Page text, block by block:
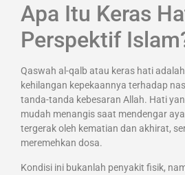
Apa Itu Keras
Perspektif
Qaswah al-qalb atau keras hati
kehilangan kepekaannya terhadap
tanda-tanda kebesaran Allah. Hati
mudah menangis saat mendengar
tergerak oleh kematian dan akhirat,
meremehkan dosa.
Kondisi ini bukanlah penyakit fisik,